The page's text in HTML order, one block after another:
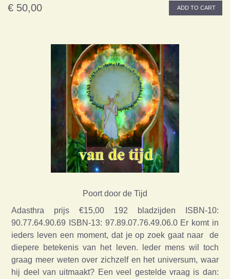
€ 50,00 ADD TO CART
Poort door de Tijd
Adasthra prijs €15,00 192 bladzijden ISBN-10:
90.77.64.90.69 ISBN-13: 97.89.07.76.49.06.0 Er komt in
ieders leven een moment, dat je op zoek gaat naar de
diepere betekenis van het leven. leder mens wil toch
graag meer weten over zichzelf en het universum, waar
hij deel van uitmaakt? Een veel gestelde vraag is dan: